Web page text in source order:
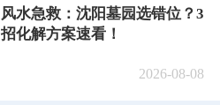
风水急救：沈阳墓园选错位？3
招化解方案速看！
2026-08-08